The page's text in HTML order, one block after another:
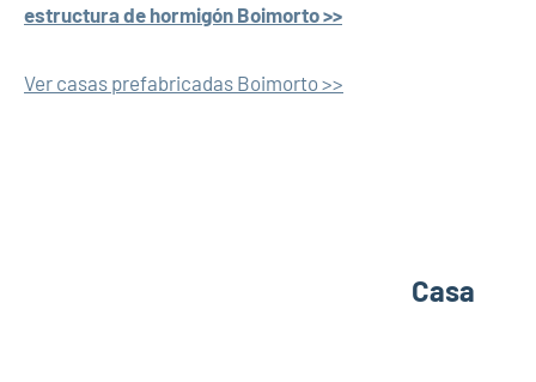
estructura de hormigón Boimorto >>
Ver casas prefabricadas Boimorto >>
Casa